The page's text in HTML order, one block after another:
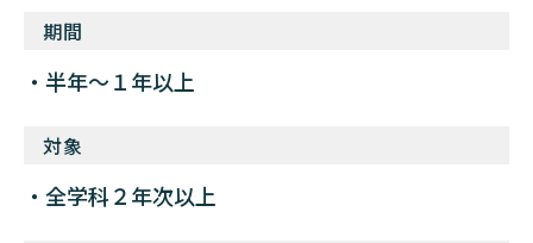
期間
半年〜１年以上
対象
全学科２年次以上